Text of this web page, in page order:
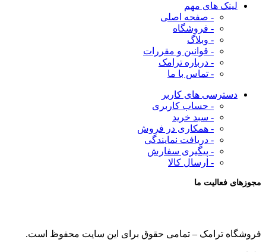
لینک های مهم
- صفحه اصلی
- فروشگاه
- وبلاگ
- قوانین و مقررات
- درباره ترامک
- تماس با ما
دسترسی های کاربر
- حساب کاربری
- سبد خرید
- همکاری در فروش
- دریافت نمایندگی
- پیگیری سفارش
- ارسال کالا
مجوزهای فعالیت ما
فروشگاه ترامک – تمامی حقوق برای این سایت محفوظ است.